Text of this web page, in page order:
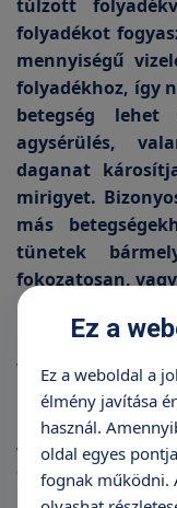
túlzott
folyadékot
mennyiségű
folyadékhoz, így
betegség
agysérülés,
daganat
mirigyet.
más
tünetek
fokozatosan,
Vizelet- és
A középkorban
édeskés volt,
íztelen, akkor
Ez a
Ez a weboldal a
élmény javítása
használ.
oldal egyes
fognak működni.